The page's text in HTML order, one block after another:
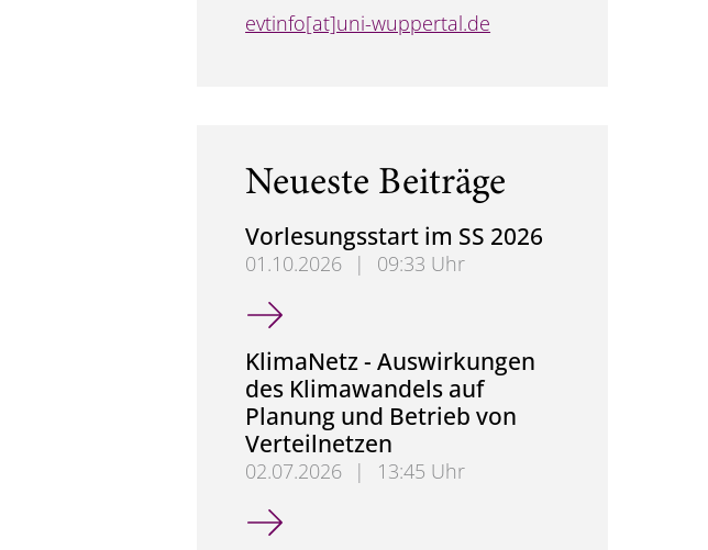
evtinfo[at]uni-wuppertal.de
Neueste Beiträge
Vorlesungsstart im SS 2026
01.10.2026 |
09:33 Uhr
Vorlesungsstart im SS 2026
KlimaNetz - Auswirkungen
des Klimawandels auf
Planung und Betrieb von
Verteilnetzen
02.07.2026 |
13:45 Uhr
KlimaNetz - Auswirkungen des Klimawandels auf